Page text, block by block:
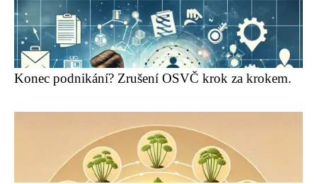
Konec podnikání? Zrušení OSVČ krok za krokem.